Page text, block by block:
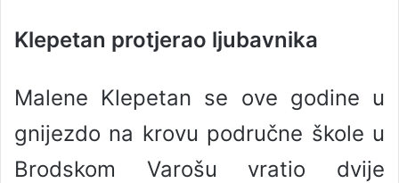
Klepetan protjerao ljubavnika
Malene Klepetan se ove godine u
gnijezdo na krovu područne škole u
Brodskom Varošu vratio dvije